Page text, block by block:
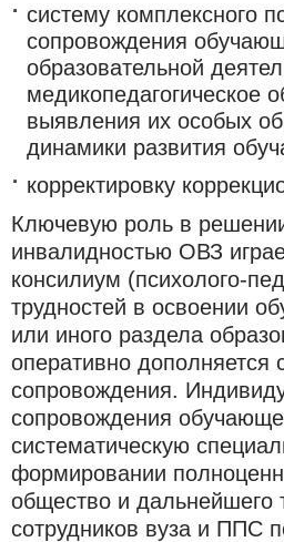
систему комплексного
сопровождения
образовательной
медикопедагогическое
выявления их особых
динамики развития
корректировку
Ключевую роль в
инвалидностью ОВЗ
консилиум (психолого-
трудностей в освоении
или иного раздела
оперативно дополняется
сопровождения.
сопровождения
систематическую
формировании
общество и дальнейшего
сотрудников вуза и ППС